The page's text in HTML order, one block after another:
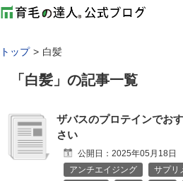
トップ 白髪
「 白髪 」の記事一覧
ザバスのプロテインでお
さい
公開日： 2025年05月18日
アンチエイジング
サプリ